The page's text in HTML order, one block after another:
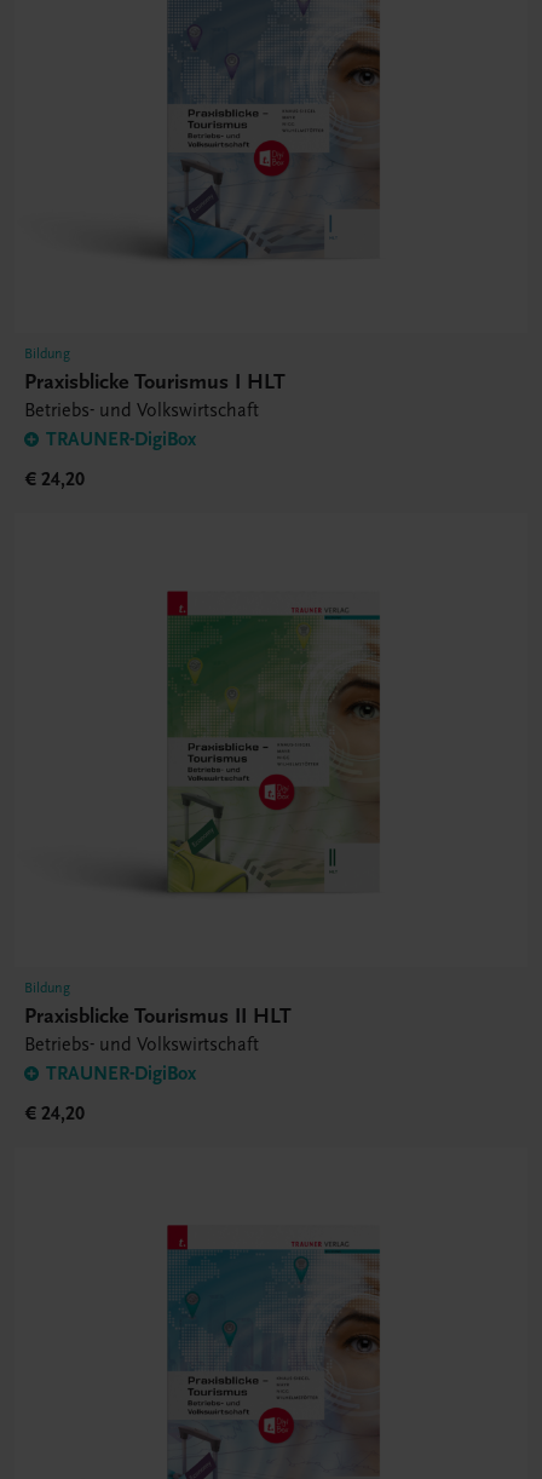
Bildung
Praxisblicke Tourismus I HLT
Betriebs- und Volkswirtschaft
TRAUNER-DigiBox
€ 24,20
Bildung
Praxisblicke Tourismus II HLT
Betriebs- und Volkswirtschaft
TRAUNER-DigiBox
€ 24,20